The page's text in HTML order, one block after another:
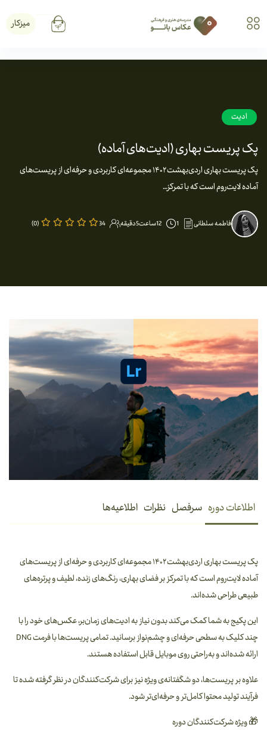
میزکار
ادیت
پک پریست بهاری (ادیت‌های آماده)
پک پریست بهاری اردی‌بهشت ۱۴۰۲ مجموعه‌ای کاربردی و حرفه‌ای از پریست‌های
آماده لایت‌روم است که با تمرکز…
فاطمه سلطانی 1 12ساعت5دقیقه 34
(0)
اطلاعات دوره سرفصل نظرات اطلاعیه‌ها
پک پریست بهاری اردی‌بهشت ۱۴۰۲ مجموعه‌ای کاربردی و حرفه‌ای از پریست‌های
آماده لایت‌روم است که با تمرکز برفضای بهاری، رنگ‌های زنده، لطیف و پرتره‌های
طبیعیطراحی شده‌اند.
این پکیج به شما کمک می‌کند بدون نیاز به ادیت‌های زمان‌بر، عکس‌های خود را با
چند کلیک به سطحی حرفه‌ای و چشم‌نواز برسانید. تمامی پریست‌ها با فرمتDNG
ارائه شده‌اند و به‌راحتی روی موبایل قابل استفاده هستند.
علاوه بر پریست‌ها، دو شگفتانه‌ی ویژه نیز برای شرکت‌کنندگان در نظر گرفته شده تا
فرآیند تولید محتوا کامل‌تر و حرفه‌ای‌تر شود.
🎁ویژه شرکت‌کنندگان دوره